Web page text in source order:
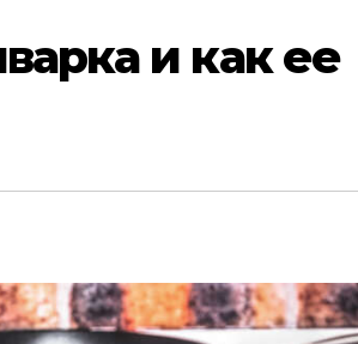
и как ее